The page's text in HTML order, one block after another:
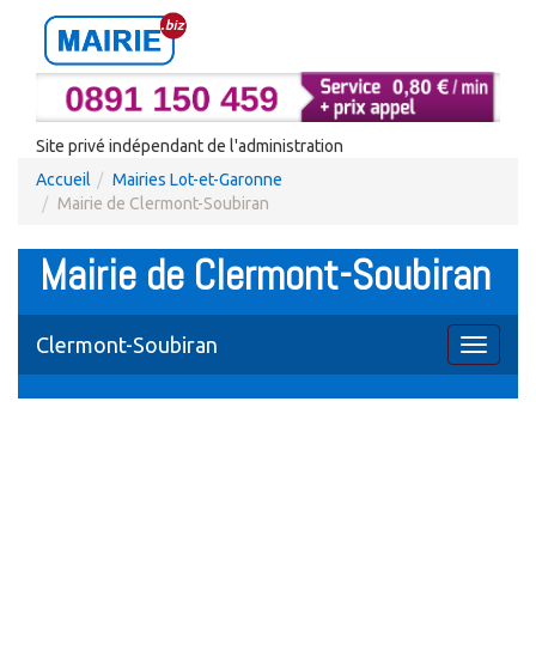
Site privé indépendant de l'administration
Accueil
Mairies Lot-et-Garonne
Mairie de Clermont-Soubiran
Mairie de Clermont-Soubiran
Toggle
Clermont-Soubiran